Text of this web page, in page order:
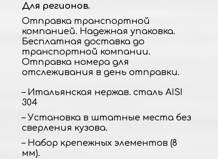
Для регионов.
Отправка транспортной
компанией. Надежная упаковка.
Бесплатная доставка до
транспортной компании.
Отправка номера для
отслеживания в день отправки.
– Итальянская нержав. сталь AISI
304
– Установка в штатные места без
сверления кузова.
– Набор крепежных элементов (8
мм).